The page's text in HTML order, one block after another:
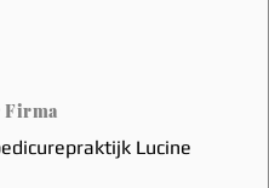
Firma
Lucine